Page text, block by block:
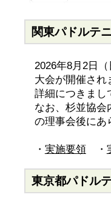
関東パドルテ
2026年8月2日
大会が開催され
詳細につきまし
なお、杉並協会
の理事会後にあ
・ 実施要領・
東京都パドル